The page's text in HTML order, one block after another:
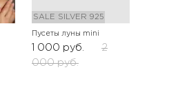
SALE SILVER 925
Пусеты луны mini
1 000 руб.
2
000 руб.